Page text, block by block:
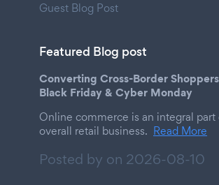
Guest Blog Post
Featured Blog post
Converting Cross-Border
Black Friday & Cyber Monday
Online commerce is an integral part
overall retail business. Read More
Posted by on 2026-08-10